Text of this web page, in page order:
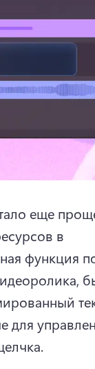
еще
в
функция
для